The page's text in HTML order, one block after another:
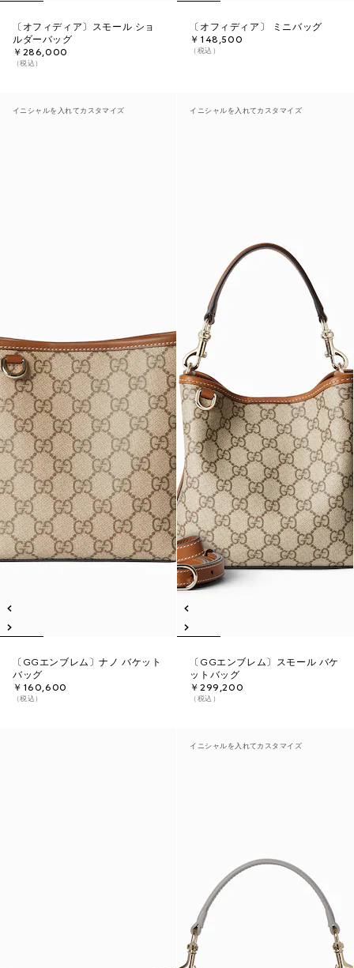
〔オフィディア〕スモール ショ
ルダーバッグ
￥286,000
（税込）
〔オフィディア〕 ミニバッグ
￥148,500
（税込）
イニシャルを入れてカスタマイズ
〔GGエンブレム〕ナノ バケット
バッグ
￥160,600
（税込）
イニシャルを入れてカスタマイズ
〔GGエンブレム〕スモール バケ
ットバッグ
￥299,200
（税込）
イニシャルを入れてカスタマイズ